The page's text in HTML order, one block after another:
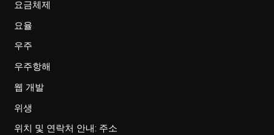
요금체제
요율
우주
우주항해
웹 개발
위생
위치 및 연락처 안내: 주소